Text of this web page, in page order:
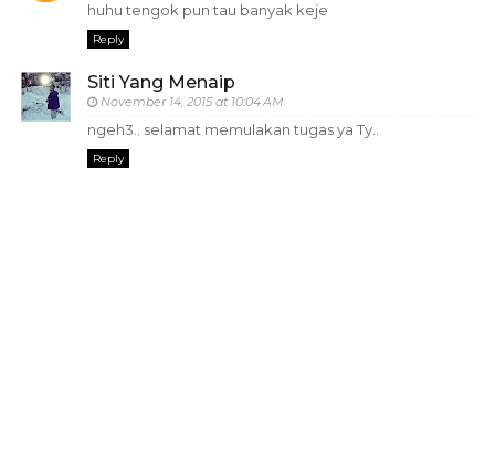
huhu tengok pun tau banyak keje
Reply
Siti Yang Menaip
November 14, 2015 at 10:04 AM
ngeh3.. selamat memulakan tugas ya Ty..
Reply